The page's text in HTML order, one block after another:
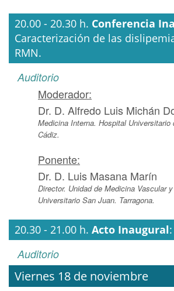
20.00 - 20.30 h. Conferencia
Caracterización de las
RMN.
Auditorio
Moderador:
Dr. D. Alfredo Luis Michán
Medicina Interna. Hospital Universitario
Cádiz.
Ponente:
Dr. D. Luis Masana Marín
Director. Unidad de Medicina Vascular
Universitario San Juan. Tarragona.
20.30 - 21.00 h. Acto Inaugural:
Auditorio
Viernes 18 de noviembre